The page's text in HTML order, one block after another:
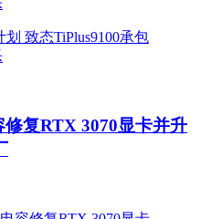
复RTX 3070显卡并升